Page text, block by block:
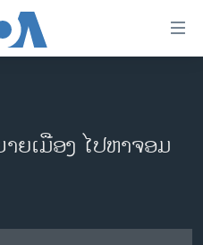
ຍເມືອງ ໄປຫາຈອມ